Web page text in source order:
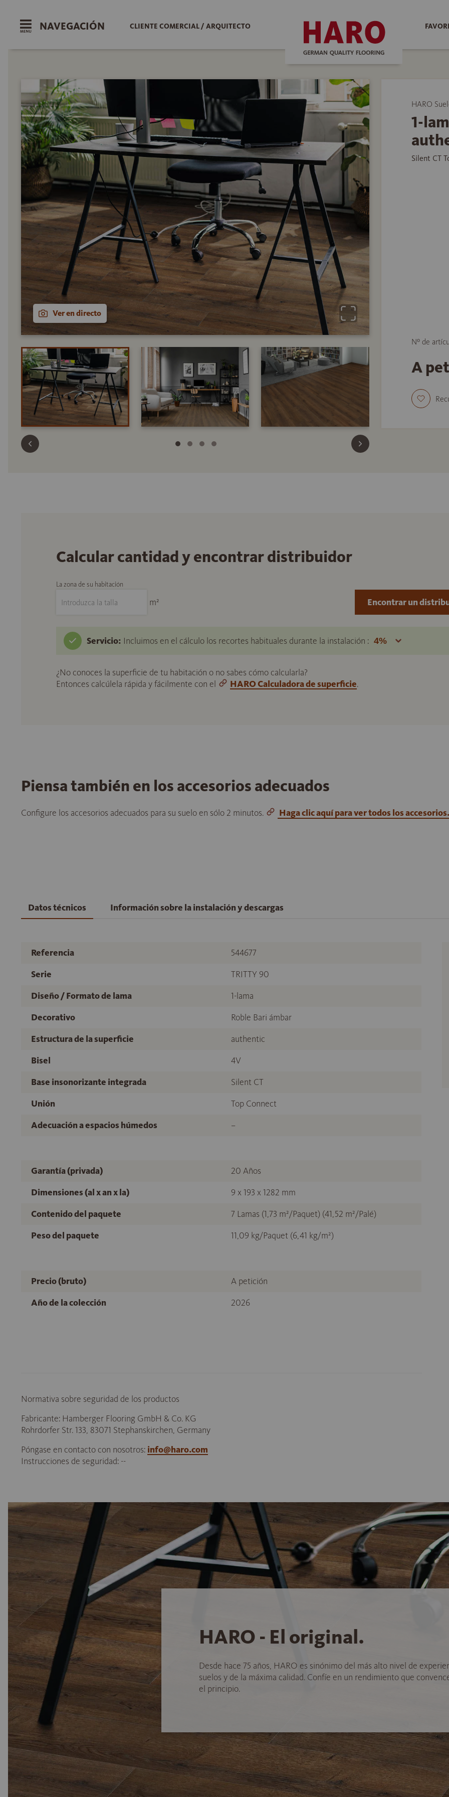
NAVEGACIÓN CLIENTE COMERCIAL / ARQUITECTO
Ver en directo
HARO
1-
Silent CT
Nº de
A
Calcular cantidad y encontrar distribuidor
La zona de su habitación
m²
Servicio: Incluimos en el cálculo los recortes habituales durante la instalación :
¿No conoces la superficie de tu habitación o no sabes cómo calcularla?
Entonces calcúlela rápida y fácilmente con el
HARO Calculadora de superficie.
Encontrar un
Piensa también en los accesorios adecuados
Configure los accesorios adecuados para su suelo en sólo 2 minutos. Haga clic aquí para ver todos los accesorios.
Datos técnicos Información sobre la instalación y descargas
Referencia
544677
Serie
TRITTY 90
Diseño / Formato de lama
1-lama
Decorativo
Roble Bari ámbar
Estructura de la superficie
authentic
Bisel
4V
Base insonorizante integrada
Silent CT
Unión
Top Connect
Adecuación a espacios húmedos
–
Garantía (privada)
20 Años
Dimensiones (al x an x la)
9 x 193 x 1282 mm
Contenido del paquete
7 Lamas (1,73 m²/Paquet) (41,52 m²/Palé)
Peso del paquete
11,09 kg/Paquet (6,41 kg/m²)
Precio (bruto)
A petición
Año de la colección
2026
Normativa sobre seguridad de los productos
Fabricante: Hamberger Flooring GmbH & Co. KG
Rohrdorfer Str. 133, 83071 Stephanskirchen, Germany
Póngase en contacto con nosotros: info@haro.com
Instrucciones de seguridad: --
HARO - El original.
Desde hace 75 años, HARO es sinónimo del más alto nivel de
suelos y de la máxima calidad. Confíe en un rendimiento que
el principio.